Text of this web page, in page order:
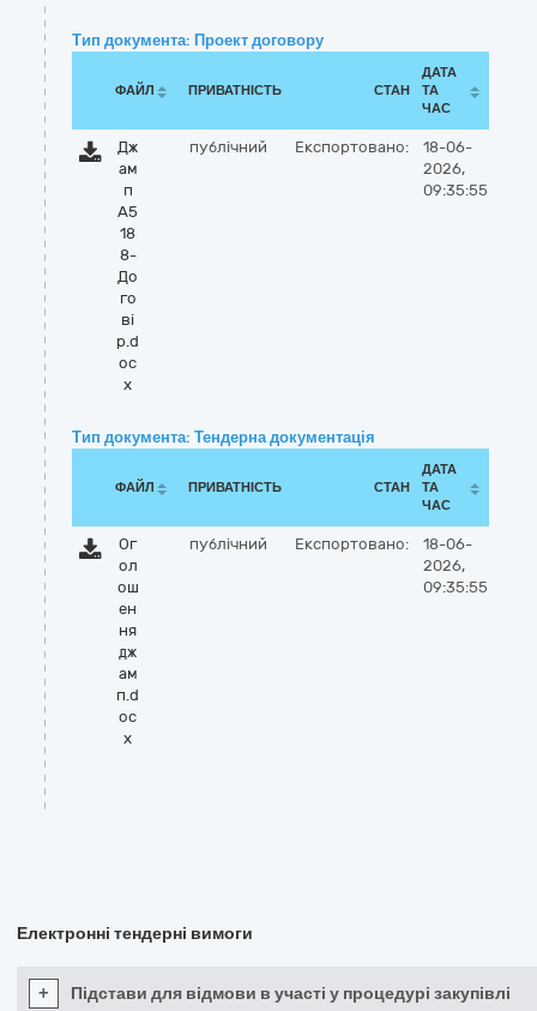
Тип документа: Проект договору
ФАЙЛ ПРИВАТНІСТЬ СТАН
ДАТА
ТА
ЧАС
Дж
ам
п
А5
18
8-
До
го
ві
р.d
oc
x
публічний Експортовано:
18-06-
2026,
09:35:55
Тип документа: Тендерна документація
ФАЙЛ ПРИВАТНІСТЬ СТАН
ДАТА
ТА
ЧАС
Ог
ол
ош
ен
ня
дж
ам
п.d
oc
x
публічний Експортовано:
18-06-
2026,
09:35:55
Електронні тендерні вимоги
+ Підстави для відмови в участі у процедурі закупівлі